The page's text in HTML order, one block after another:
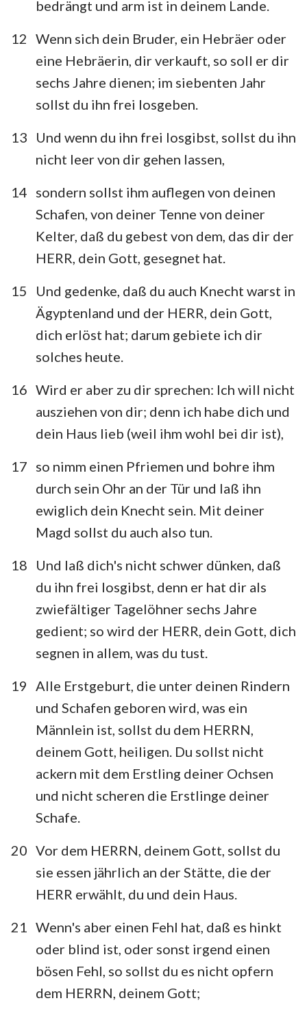
2 3
8
9 10 11 12
22
23 24 25 26
bedrängt und arm ist in deinem Lande.
12 Wenn sich dein Bruder, ein Hebräer oder
eine Hebräerin, dir verkauft, so soll er dir
sechs Jahre dienen; im siebenten Jahr
sollst du ihn frei losgeben.
13
Und wenn du ihn frei losgibst, sollst du ihn
nicht leer von dir gehen lassen,
14 sondern sollst ihm auflegen von deinen
Schafen, von deiner Tenne von deiner
Kelter, daß du gebest von dem, das dir der
HERR, dein Gott, gesegnet hat.
15
Und gedenke, daß du auch Knecht warst in
Ägyptenland und der HERR, dein Gott,
dich erlöst hat; darum gebiete ich dir
solches heute.
16 Wird er aber zu dir sprechen: Ich will nicht
ausziehen von dir; denn ich habe dich und
dein Haus lieb (weil ihm wohl bei dir ist),
17 so nimm einen Pfriemen und bohre ihm
durch sein Ohr an der Tür und laß ihn
ewiglich dein Knecht sein. Mit deiner
Magd sollst du auch also tun.
18
Und laß dich's nicht schwer dünken, daß
du ihn frei losgibst, denn er hat dir als
zwiefältiger Tagelöhner sechs Jahre
gedient; so wird der HERR, dein Gott, dich
segnen in allem, was du tust.
19
Alle Erstgeburt, die unter deinen Rindern
und Schafen geboren wird, was ein
Männlein ist, sollst du dem HERRN,
deinem Gott, heiligen. Du sollst nicht
ackern mit dem Erstling deiner Ochsen
und nicht scheren die Erstlinge deiner
Schafe.
20 Vor dem HERRN, deinem Gott, sollst du
sie essen jährlich an der Stätte, die der
HERR erwählt, du und dein Haus.
21
Wenn's aber einen Fehl hat, daß es hinkt
oder blind ist, oder sonst irgend einen
bösen Fehl, so sollst du es nicht opfern
dem HERRN, deinem Gott;